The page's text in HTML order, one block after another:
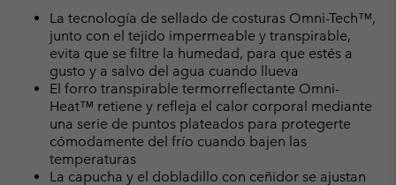
or
La tecnología de sellado de costuras Omni-Tech™,
junto con el tejido impermeable y transpirable,
evita que se filtre la humedad, para que estés a
gusto y a salvo del agua cuando llueva
El forro transpirable termorreflectante Omni-
Heat™ retiene y refleja el calor corporal mediante
una serie de puntos plateados para protegerte
cómodamente del frío cuando bajen las
temperaturas
La capucha y el dobladillo con ceñidor se ajustan